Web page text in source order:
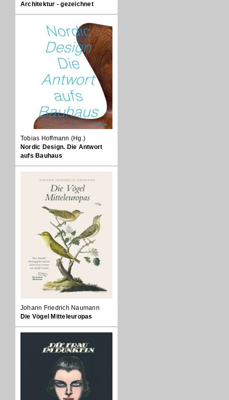
Architektur - gezeichnet
Tobias Hoffmann (Hg.)
Nordic Design. Die Antwort
aufs Bauhaus
Johann Friedrich Naumann
Die Vögel Mitteleuropas